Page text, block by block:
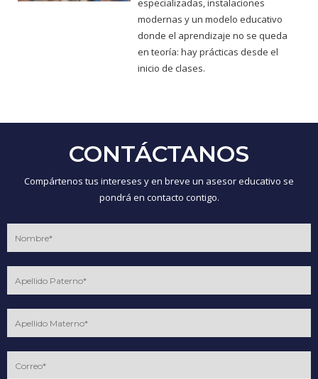
especializadas, instalaciones
modernas y un modelo educativo
donde el aprendizaje no se queda
en teoría: hay prácticas desde el
inicio de clases.
CONTÁCTANOS
Compártenos tus intereses y en breve un asesor educativo se
pondrá en contacto contigo.